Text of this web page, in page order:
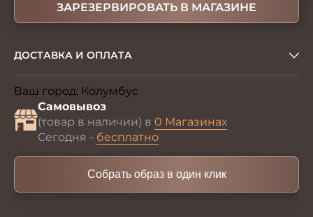
ЗАРЕЗЕРВИРОВАТЬ В МАГАЗИНЕ
ДОСТАВКА И ОПЛАТА
Ваш город: Колумбус
Самовывоз
(товар в наличии) в 0 Магазинах
Сегодня - бесплатно
Собрать образ в один клик